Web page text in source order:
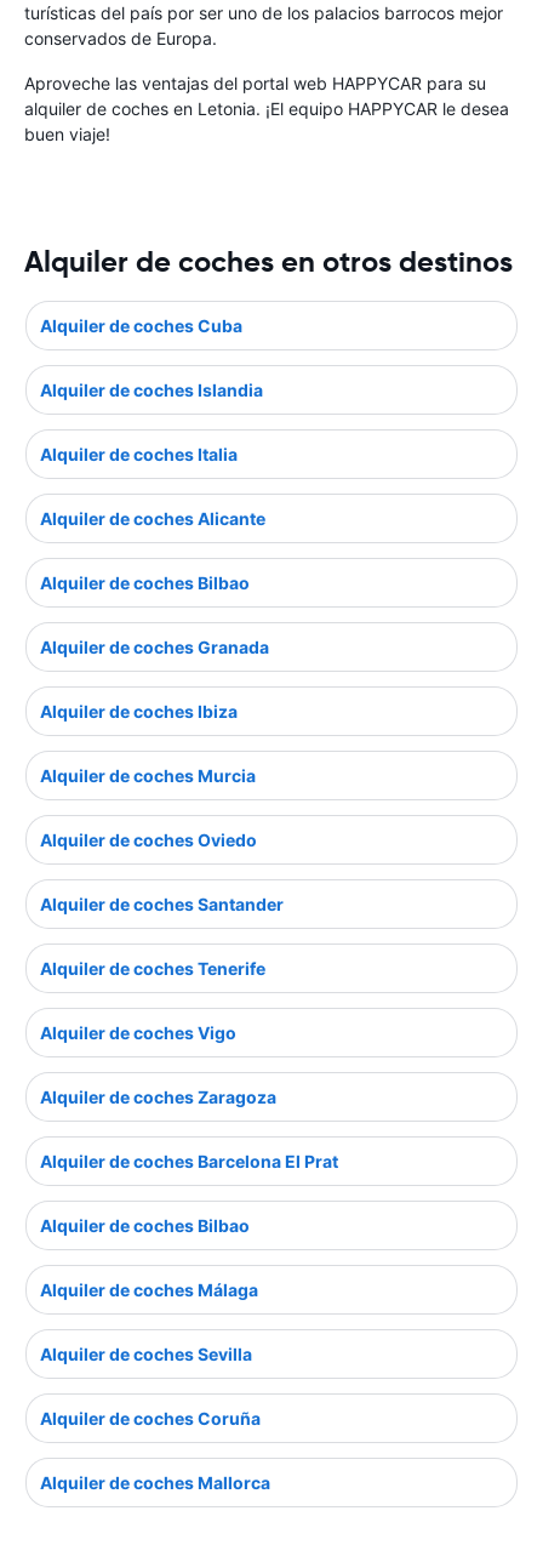
turísticas del país por ser uno de los palacios barrocos mejor
conservados de Europa.
Aproveche las ventajas del portal web HAPPYCAR para su
alquiler de coches en Letonia. ¡El equipo HAPPYCAR le desea
buen viaje!
Alquiler de coches en otros destinos
Alquiler de coches Cuba
Alquiler de coches Islandia
Alquiler de coches Italia
Alquiler de coches Alicante
Alquiler de coches Bilbao
Alquiler de coches Granada
Alquiler de coches Ibiza
Alquiler de coches Murcia
Alquiler de coches Oviedo
Alquiler de coches Santander
Alquiler de coches Tenerife
Alquiler de coches Vigo
Alquiler de coches Zaragoza
Alquiler de coches Barcelona El Prat
Alquiler de coches Bilbao
Alquiler de coches Málaga
Alquiler de coches Sevilla
Alquiler de coches Coruña
Alquiler de coches Mallorca